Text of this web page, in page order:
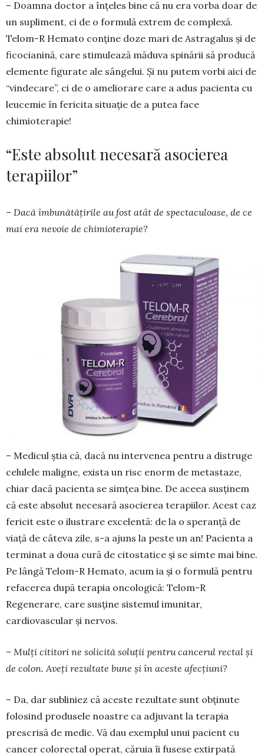
– Doamna doctor a înțeles bine că nu era vorba doar de
un supliment, ci de o formulă extrem de complexă.
Telom-R Hemato conține doze mari de Astragalus și de
ficocianină, care stimulează mă­duva spinării să producă
elemente figurate ale sângelui. Și nu putem vorbi aici de
“vindecare”, ci de o ameliorare care a adus pacienta cu
leucemie în fericita situație de a putea face
chimioterapie!
“Este absolut necesară asocierea
terapiilor”
– Dacă îmbunătățirile au fost atât de spec­taculoase, de ce
mai era nevoie de chimio­terapie?
– Medicul știa că, da­că nu intervenea pentru a distruge
celulele maligne, exista un risc enorm de metastaze,
chiar dacă pacienta se simțea bine. De aceea susținem
că este absolut necesară asocierea terapiilor. Acest caz
fericit este o ilustrare excelentă: de la o speranță de
viață de câ­teva zile, s-a ajuns la peste un an! Pacienta a
terminat a doua cură de citosta­tice și se simte mai bine.
Pe lângă Telom-R Hemato, acum ia și o formulă pentru
refacerea după terapia oncologică: Telom-R
Regenerare, care susține siste­mul imuni­tar,
cardiovascular și nervos.
– Mulți cititori ne solicită soluții pentru can­cerul rectal și
de colon. Aveți rezultate bune și în aceste afecțiuni?
– Da, dar subliniez că aceste rezultate sunt obținute
folosind produsele noastre ca adjuvant la terapia
prescrisă de medic. Vă dau exemplul unui pacient cu
cancer colorectal operat, căruia îi fusese extirpată